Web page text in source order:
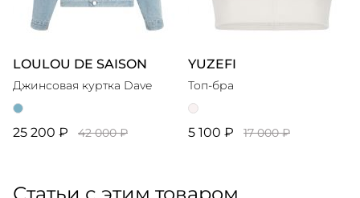
LOULOU DE SAISON
Джинсовая куртка Dave
25 200 ₽ 42 000 ₽
YUZEFI
Топ-бра
5 100 ₽ 17 000 ₽